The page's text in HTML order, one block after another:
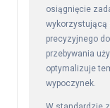
osiągnięcie
wykorzystującą
precyzyjnego
przebywania
optymalizuje
wypoczynek.